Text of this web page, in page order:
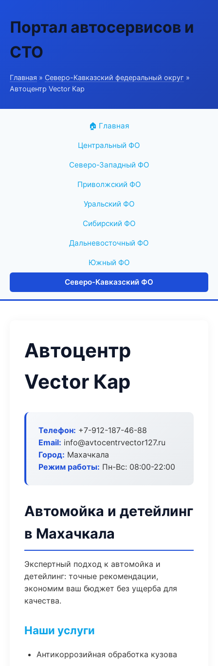
Портал автосервисов и
СТО
Главная » Северо-Кавказский федеральный округ »
Автоцентр Vector Кар
🏠 Главная
Центральный ФО
Северо-Западный ФО
Приволжский ФО
Уральский ФО
Сибирский ФО
Дальневосточный ФО
Южный ФО
Северо-Кавказский ФО
Автоцентр
Vector Кар
Телефон: +7-912-187-46-88
Email: info@avtocentrvector127.ru
Город: Махачкала
Режим работы: Пн-Вс: 08:00-22:00
Автомойка и детейлинг
в Махачкала
Экспертный подход к автомойка и
детейлинг: точные рекомендации,
экономим ваш бюджет без ущерба для
качества.
Наши услуги
Антикоррозийная обработка кузова